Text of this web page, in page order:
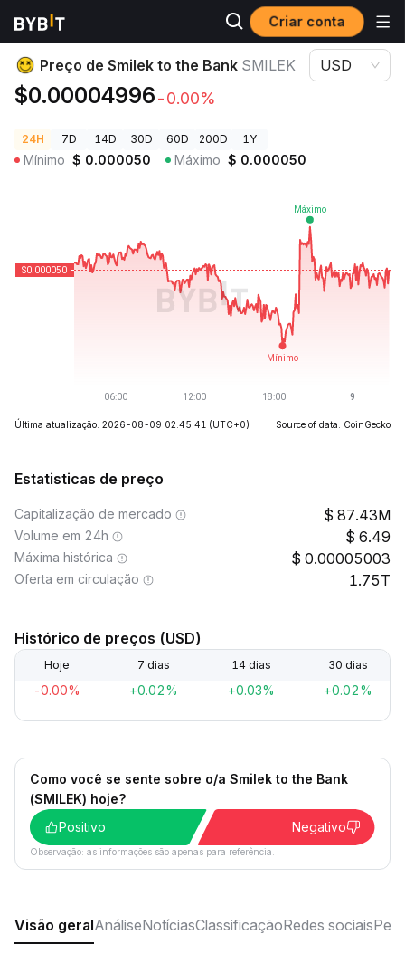
Criar conta
Preços de Criptomoedas Preço de Smilek to the Bank SMILEK
Preço de Smilek to the Bank SMILEK
$0.00004996-0.00%
USD
24H 7D 14D 30D 60D 200D 1Y
Mínimo $ 0.000050 Máximo $ 0.000050
Última atualização: 2026-08-09 02:45:41 (UTC+0) Source of data: CoinGecko
Estatisticas de preço
Capitalização de mercado 87.43M
Volume em 24h 6.49
Máxima histórica 0.00005003
Oferta em circulação 1.75T
Histórico de preços (USD)
Hoje 7 dias 14 dias 30 dias
-0.00% +0.02% +0.03% +0.02%
Como você se sente sobre o/a Smilek to the Bank
(SMILEK) hoje?
Positivo
Negativo
Observação: as informações são apenas para referência.
Visão geralAnáliseNotíciasClassificaçãoRedes sociais